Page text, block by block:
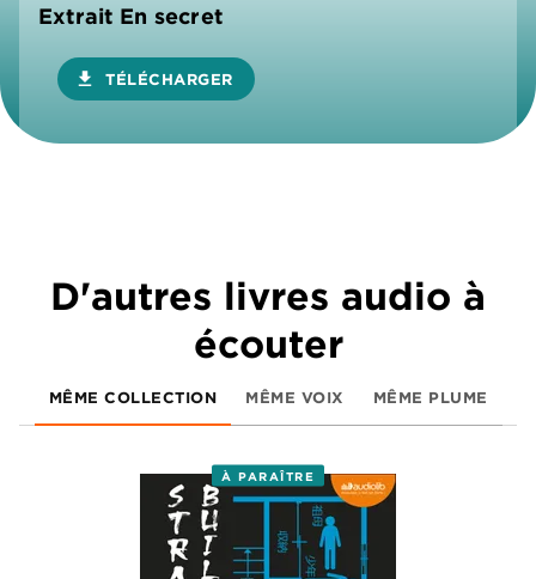
Extrait En secret
download TÉLÉCHARGER
D'autres livres audio à
écouter
MÊME COLLECTION MÊME VOIX MÊME PLUME
À PARAÎTRE